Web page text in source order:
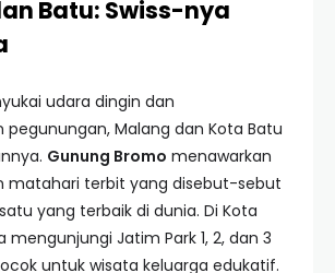
Batu: Swiss-nya
udara dingin dan
Malang dan Kota Batu
Gunung Bromo menawarkan
matahari terbit yang disebut-sebut
yang terbaik di dunia. Di Kota
mengunjungi Jatim Park 1, 2, dan 3
untuk wisata keluarga edukatif.